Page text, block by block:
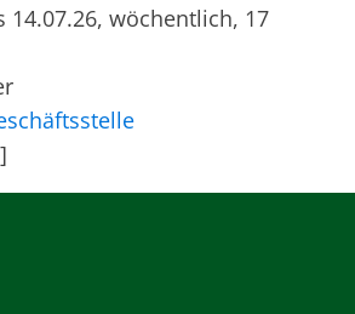
14.07.26, wöchentlich, 17